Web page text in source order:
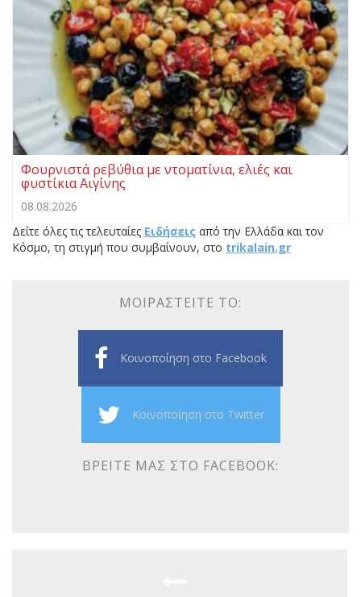
Φουρνιστά ρεβύθια με ντοματίνια, ελιές και
φυστίκια Αιγίνης
08.08.2026
Δείτε όλες τις τελευταίες Ειδήσεις από την Ελλάδα και τον
Κόσμο, τη στιγμή που συμβαίνουν, στο trikalain.gr
ΜΟΙΡΑΣΤΕΊΤΕ ΤΟ:
Κοινοποίηση στο Facebook
Κοινοποίηση στο Twitter
ΒΡΕΊΤΕ ΜΑΣ ΣΤΟ FACEBOOK: